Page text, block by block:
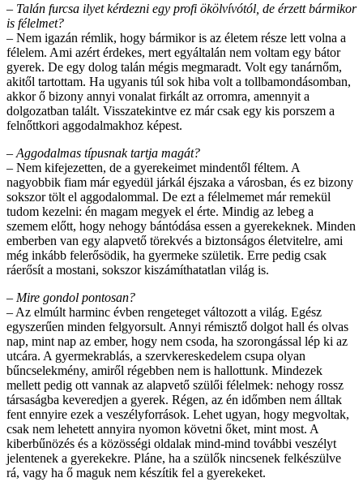
– Talán furcsa ilyet kérdezni egy profi ökölvívótól, de érzett bármikor
is félelmet?
– Nem igazán rémlik, hogy bármikor is az életem része lett volna a
félelem. Ami azért érdekes, mert egyáltalán nem voltam egy bátor
gyerek. De egy dolog talán mégis megmaradt. Volt egy tanárnőm,
akitől tartottam. Ha ugyanis túl sok hiba volt a tollbamondásomban,
akkor ő bizony annyi vonalat firkált az orromra, amennyit a
dolgozatban talált. Visszatekintve ez már csak egy kis porszem a
felnőttkori aggodalmakhoz képest.
– Aggodalmas típusnak tartja magát?
– Nem kifejezetten, de a gyerekeimet mindentől féltem. A
nagyobbik fiam már egyedül járkál éjszaka a városban, és ez bizony
sokszor tölt el aggodalommal. De ezt a félelmemet már remekül
tudom kezelni: én magam megyek el érte. Mindig az lebeg a
szemem előtt, hogy nehogy bántódása essen a gyerekeknek. Minden
emberben van egy alapvető törekvés a biztonságos életvitelre, ami
még inkább felerősödik, ha gyermeke születik. Erre pedig csak
ráerősít a mostani, sokszor kiszámíthatatlan világ is.
– Mire gondol pontosan?
– Az elmúlt harminc évben rengeteget változott a világ. Egész
egyszerűen minden felgyorsult. Annyi rémisztő dolgot hall és olvas
nap, mint nap az ember, hogy nem csoda, ha szorongással lép ki az
utcára. A gyermekrablás, a szervkereskedelem csupa olyan
bűncselekmény, amiről régebben nem is hallottunk. Mindezek
mellett pedig ott vannak az alapvető szülői félelmek: nehogy rossz
társaságba keveredjen a gyerek. Régen, az én időmben nem álltak
fent ennyire ezek a veszélyforrások. Lehet ugyan, hogy megvoltak,
csak nem lehetett annyira nyomon követni őket, mint most. A
kiberbűnözés és a közösségi oldalak mind-mind további veszélyt
jelentenek a gyerekekre. Pláne, ha a szülők nincsenek felkészülve
rá, vagy ha ő maguk nem készítik fel a gyerekeket.